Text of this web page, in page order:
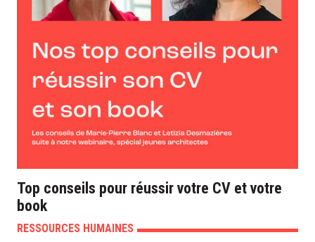
Top conseils pour réussir votre CV et votre
book
RESSOURCES HUMAINES